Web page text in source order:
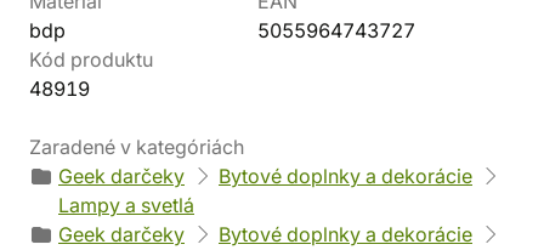
bdp
5055964743727
Kód produktu
48919
Zaradené v kategóriách
Geek darčeky
Bytové doplnky a dekorácie
Lampy a svetlá
Geek darčeky
Bytové doplnky a dekorácie